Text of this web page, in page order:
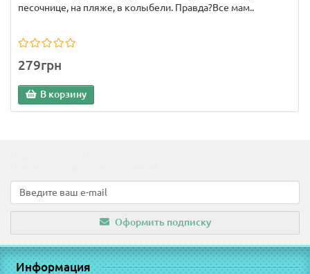
песочнице, на пляже, в колыбели. Правда?Все мам..
279грн
В корзину
Оформить подписку
Информация